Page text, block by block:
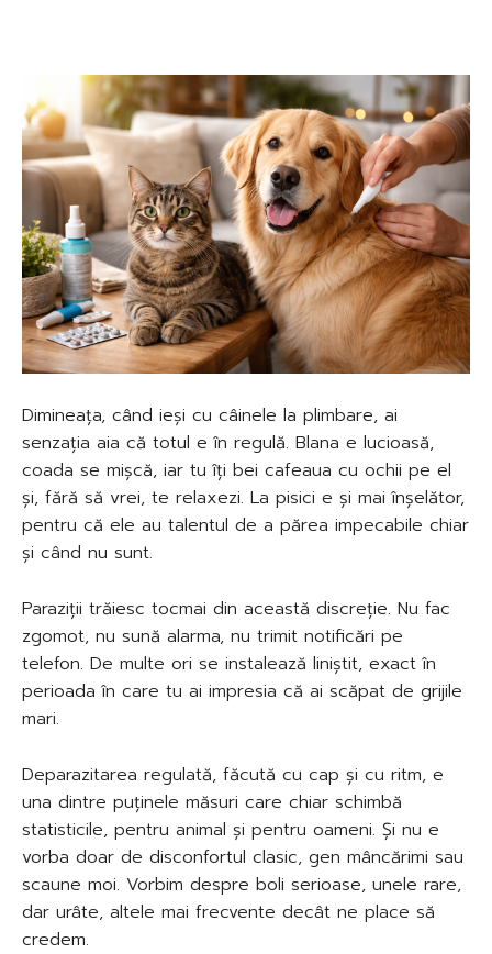
Dimineața, când ieși cu câinele la plimbare, ai
senzația aia că totul e în regulă. Blana e lucioasă,
coada se mișcă, iar tu îți bei cafeaua cu ochii pe el
și, fără să vrei, te relaxezi. La pisici e și mai înșelător,
pentru că ele au talentul de a părea impecabile chiar
și când nu sunt.
Paraziții trăiesc tocmai din această discreție. Nu fac
zgomot, nu sună alarma, nu trimit notificări pe
telefon. De multe ori se instalează liniștit, exact în
perioada în care tu ai impresia că ai scăpat de grijile
mari.
Deparazitarea regulată, făcută cu cap și cu ritm, e
una dintre puținele măsuri care chiar schimbă
statisticile, pentru animal și pentru oameni. Și nu e
vorba doar de disconfortul clasic, gen mâncărimi sau
scaune moi. Vorbim despre boli serioase, unele rare,
dar urâte, altele mai frecvente decât ne place să
credem.